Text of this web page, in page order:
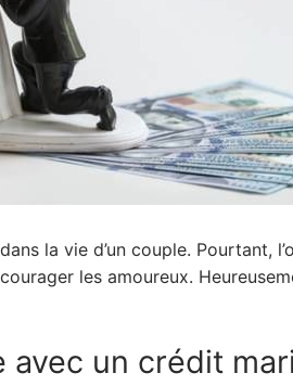
la vie d’un couple. Pourtant,
les amoureux.
avec un crédit